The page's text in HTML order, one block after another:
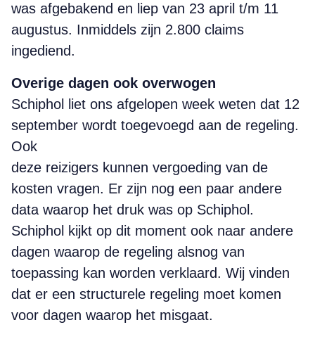
was afgebakend en liep van 23 april t/m 11
augustus. Inmiddels zijn 2.800 claims
ingediend.
Overige dagen ook overwogen
Schiphol liet ons afgelopen week weten dat 12
september wordt toegevoegd aan de regeling.
Ook
deze reizigers kunnen vergoeding van de
kosten vragen. Er zijn nog een paar andere
data waarop het druk was op Schiphol.
Schiphol kijkt op dit moment ook naar andere
dagen waarop de regeling alsnog van
toepassing kan worden verklaard. Wij vinden
dat er een structurele regeling moet komen
voor dagen waarop het misgaat.